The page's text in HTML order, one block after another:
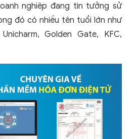
nghiệp đang tin tưởng sử
đó có nhiều tên tuổi lớn như
Golden Gate, KFC,